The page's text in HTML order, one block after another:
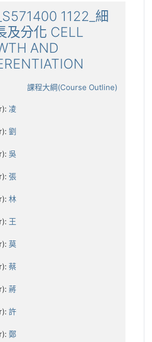
1122_細
及分化 CELL
AND
課程大綱(Course Outline)
凌
劉
吳
張
林
王
莫
蔡
蔣
許
鄭